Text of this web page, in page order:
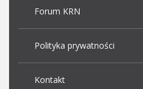
Forum KRN
Polityka prywatności
Kontakt